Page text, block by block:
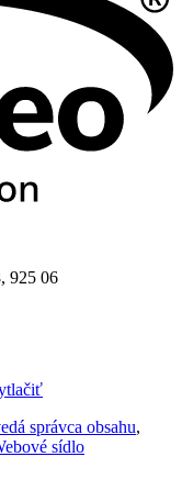
925 06
správca obsahu,
sídlo